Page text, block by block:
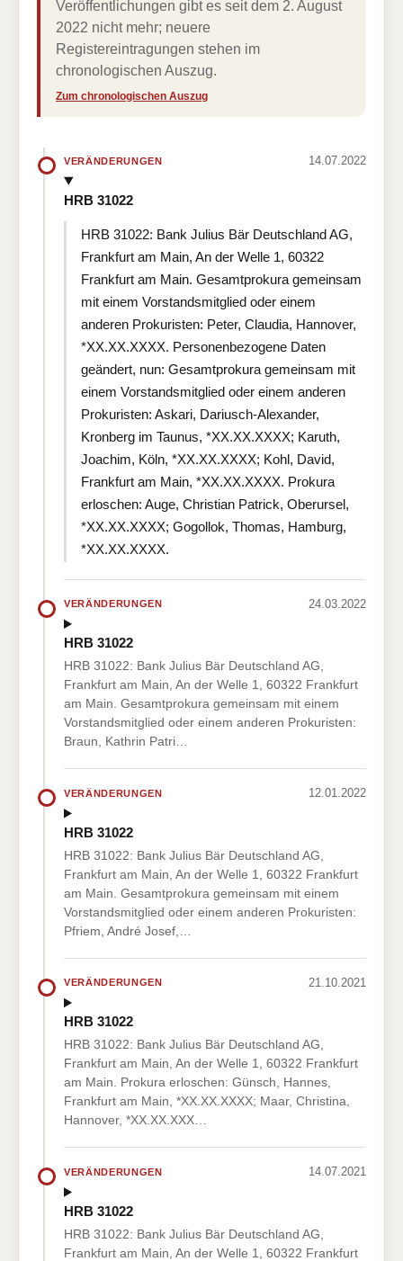
Veröffentlichungen gibt es seit dem 2. August
2022 nicht mehr; neuere
Registereintragungen stehen im
chronologischen Auszug.
Zum chronologischen Auszug
VERÄNDERUNGEN 14.07.2022
HRB 31022
HRB 31022: Bank Julius Bär Deutschland AG,
Frankfurt am Main, An der Welle 1, 60322
Frankfurt am Main. Gesamtprokura gemeinsam
mit einem Vorstandsmitglied oder einem
anderen Prokuristen: Peter, Claudia, Hannover,
*XX.XX.XXXX. Personenbezogene Daten
geändert, nun: Gesamtprokura gemeinsam mit
einem Vorstandsmitglied oder einem anderen
Prokuristen: Askari, Dariusch-Alexander,
Kronberg im Taunus, *XX.XX.XXXX; Karuth,
Joachim, Köln, *XX.XX.XXXX; Kohl, David,
Frankfurt am Main, *XX.XX.XXXX. Prokura
erloschen: Auge, Christian Patrick, Oberursel,
*XX.XX.XXXX; Gogollok, Thomas, Hamburg,
*XX.XX.XXXX.
VERÄNDERUNGEN 24.03.2022
HRB 31022
HRB 31022: Bank Julius Bär Deutschland AG,
Frankfurt am Main, An der Welle 1, 60322 Frankfurt
am Main. Gesamtprokura gemeinsam mit einem
Vorstandsmitglied oder einem anderen Prokuristen:
Braun, Kathrin Patri…
VERÄNDERUNGEN 12.01.2022
HRB 31022
HRB 31022: Bank Julius Bär Deutschland AG,
Frankfurt am Main, An der Welle 1, 60322 Frankfurt
am Main. Gesamtprokura gemeinsam mit einem
Vorstandsmitglied oder einem anderen Prokuristen:
Pfriem, André Josef,…
VERÄNDERUNGEN 21.10.2021
HRB 31022
HRB 31022: Bank Julius Bär Deutschland AG,
Frankfurt am Main, An der Welle 1, 60322 Frankfurt
am Main. Prokura erloschen: Günsch, Hannes,
Frankfurt am Main, *XX.XX.XXXX; Maar, Christina,
Hannover, *XX.XX.XXX…
VERÄNDERUNGEN 14.07.2021
HRB 31022
HRB 31022: Bank Julius Bär Deutschland AG,
Frankfurt am Main, An der Welle 1, 60322 Frankfurt